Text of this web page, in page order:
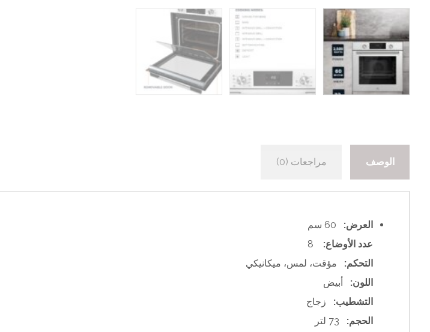
الوصف مراجعات (0)
العرض:
عدد الأوضاع:
التحكم:
مؤقت، لمس، ميكانيكي
اللون:
أبيض
التشطيب:
زجاج
الحجم: